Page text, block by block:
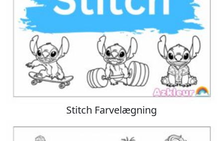
Stitch Farvelægning